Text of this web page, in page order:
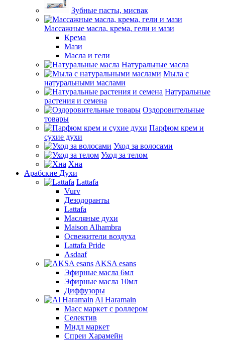
Зубные пасты, мисвак
Массажные масла, крема, гели и мази
Крема
Мази
Масла и гели
Натуральные масла
Мыла с
натуральными маслами
Натуральные
растения и семена
Оздоровительные
товары
Парфюм крем и
сухие духи
Уход за волосами
Уход за телом
Хна
Арабские Духи
Lattafa
Vurv
Дезодоранты
Lattafa
Масляные духи
Maison Alhambra
Освежители воздуха
Lattafa Pride
Asdaaf
AKSA esans
Эфирные масла 6мл
Эфирные масла 10мл
Диффузоры
Al Haramain
Масс маркет с роллером
Селектив
Мидл маркет
Спреи Харамейн